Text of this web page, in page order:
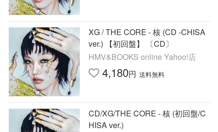
XG / THE CORE - 核 (CD -CHISA
ver.) 【初回盤】 〔CD〕
HMV&BOOKS online Yahoo!店
4,180円 送料無料
CD/XG/THE CORE - 核 (初回盤/C
HISA ver.)